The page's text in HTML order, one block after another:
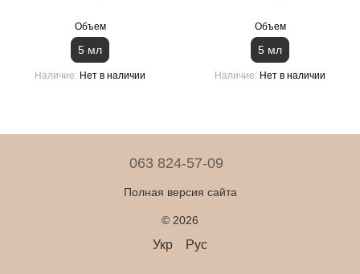
Объем
5 мл
Наличие Нет в наличии
Объем
5 мл
Наличие Нет в наличии
063 824-57-09
Полная версия сайта
© 2026
Укр Рус